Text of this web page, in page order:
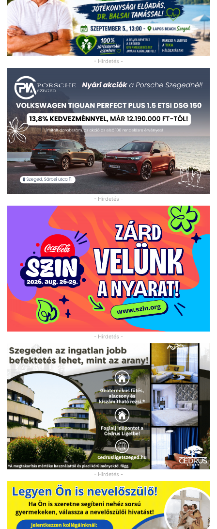
- Hirdetés -
- Hirdetés -
- Hirdetés -
- Hirdetés -